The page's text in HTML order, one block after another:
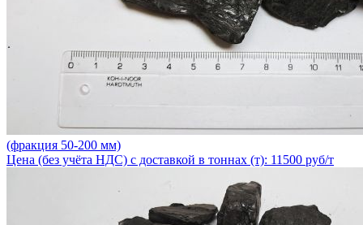
(фракция 50-200 мм)
Цена (без учёта НДС) с доставкой в тоннах (т): 11500 руб/т